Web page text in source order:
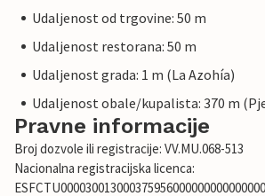
Udaljenost od trgovine: 50 m
Udaljenost restorana: 50 m
Udaljenost grada: 1 m (La Azohía)
Udaljenost obale/kupalista: 370 m
Pravne informacije
Broj dozvole ili registracije: VV.MU.068-513
Nacionalna registracijska licenca: